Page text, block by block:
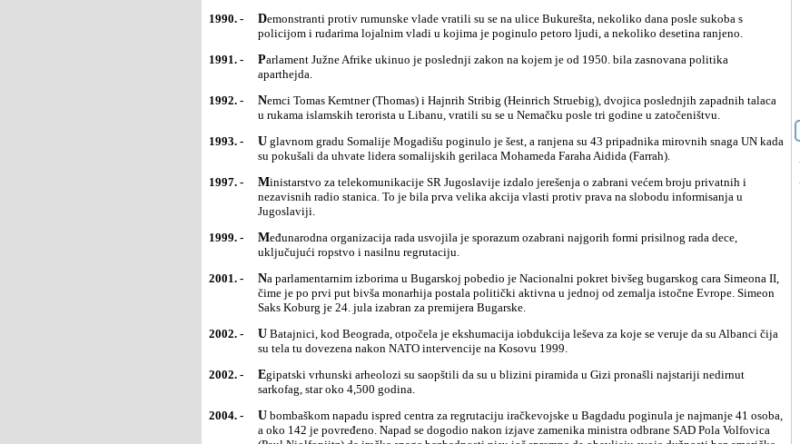
1990. -
Demonstranti protiv rumunske vlade vratili su se na ulice Bukurešta, nekoliko dana posle sukoba s
policijom i rudarima lojalnim vladi u kojima je poginulo petoro ljudi, a nekoliko desetina ranjeno.
1991. -
Parlament Južne Afrike ukinuo je poslednji zakon na kojem je od 1950. bila zasnovana politika
aparthejda.
1992. -
Nemci Tomas Kemtner (Thomas) i Hajnrih Stribig (Heinrich Struebig), dvojica poslednjih zapadnih talaca
u rukama islamskih terorista u Libanu, vratili su se u Nemačku posle tri godine u zatočeništvu.
1993. -
U glavnom gradu Somalije Mogadišu poginulo je šest, a ranjena su 43 pripadnika mirovnih snaga UN kada
su pokušali da uhvate lidera somalijskih gerilaca Mohameda Faraha Aidida (Farrah).
1997. -
Ministarstvo za telekomunikacije SR Jugoslavije izdalo jerešenja o zabrani većem broju privatnih i
nezavisnih radio stanica. To je bila prva velika akcija vlasti protiv prava na slobodu informisanja u
Jugoslaviji.
1999. -
Međunarodna organizacija rada usvojila je sporazum ozabrani najgorih formi prisilnog rada dece,
uključujući ropstvo i nasilnu regrutaciju.
2001. -
Na parlamentarnim izborima u Bugarskoj pobedio je Nacionalni pokret bivšeg bugarskog cara Simeona II,
čime je po prvi put bivša monarhija postala politički aktivna u jednoj od zemalja istočne Evrope. Simeon
Saks Koburg je 24. jula izabran za premijera Bugarske.
2002. -
U Batajnici, kod Beograda, otpočela je ekshumacija iobdukcija leševa za koje se veruje da su Albanci čija
su tela tu dovezena nakon NATO intervencije na Kosovu 1999.
2002. -
Egipatski vrhunski arheolozi su saopštili da su u blizini piramida u Gizi pronašli najstariji nedirnut
sarkofag, star oko 4,500 godina.
2004. -
U bombaškom napadu ispred centra za regrutaciju iračkevojske u Bagdadu poginula je najmanje 41 osoba,
a oko 142 je povređeno. Napad se dogodio nakon izjave zamenika ministra odbrane SAD Pola Volfovica